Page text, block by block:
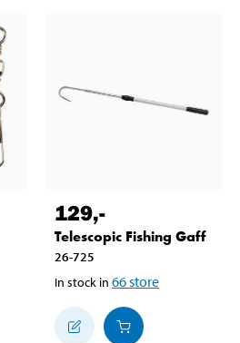
129,-
Telescopic Fishing Gaff
26-725
In stock in 66store